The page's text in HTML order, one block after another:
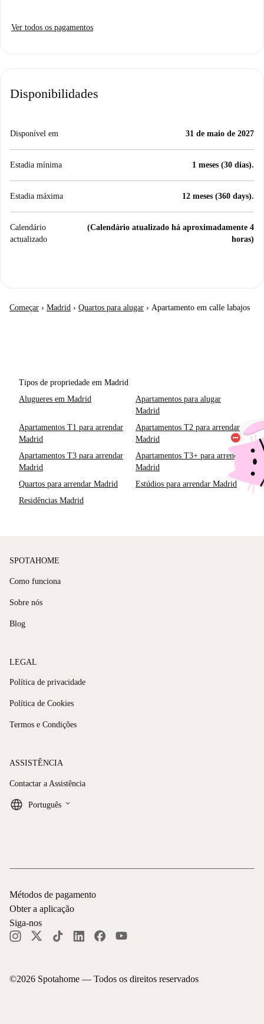
Ver todos os pagamentos
Disponibilidades
Disponível em 31 de maio de 2027
Estadia mínima 1 meses (30 dias).
Estadia máxima 12 meses (360 days).
Calendário
actualizado
(Calendário atualizado há aproximadamente 4
horas)
Começar › Madrid › Quartos para alugar › Apartamento em calle labajos
Tipos de propriedade em Madrid
Alugueres em Madrid
Apartamentos para alugar
Madrid
Apartamentos T1 para arrendar
Madrid
Apartamentos T2 para arrendar
Madrid
Apartamentos T3 para arrendar
Madrid
Apartamentos T3+ para arrendar
Madrid
Quartos para arrendar Madrid
Estúdios para arrendar Madrid
Residências Madrid
SPOTAHOME
Como funciona
Sobre nós
Blog
LEGAL
Política de privacidade
Política de Cookies
Termos e Condições
ASSISTÊNCIA
Contactar a Assistência
Português keyboard_arrow_down
©2026 Spotahome — Todos os direitos reservados
Métodos de pagamento
Obter a aplicação
Siga-nos